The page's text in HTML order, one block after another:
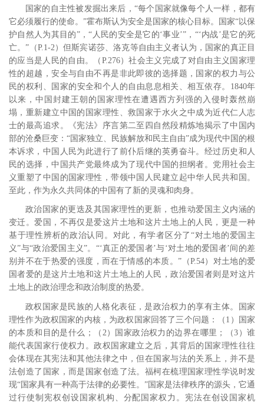
国家的自主性被发掘出来后，“每个国家就像每个人一样，都有
它必须履行的使命。”霍布斯认为安全是国家的核心目标。国家“以保
护自然人为其目的”，“人民的安全是它的‘事业’”，“‘内战’是它的死
亡。” （P.1-2 ）但斯宾诺莎、洛克等自由主义者认为，国家的真正目
的应当是人民的自由。
（ P.276）社会主义完成了对自由主义国家理
性的超越，安全与自由不再是非此即彼的选择题，国家的权力与公
民的权利、国家的安全和个人的自由息息相关、相互依存。 1840年
以来，中国封建王朝的国家理性在遭遇西方列强的入侵时轰然崩
塌，重新建立中国的国家理性、救国家于水火之中成为近代仁人志
士的最高追求。
《宪法》序言第二至四自然段精炼地揭示了中国内
部的沧桑巨变：“国家独立、民族解放和民主自由”成为现代中国的根
本诉求，中国人民为此进行了前仆后继的英勇奋斗。经过历史和人
民的选择，中国共产党最终成为了现代中国的担纲者。党用社会主
义重塑了中国的国家理性，带领中国人民建立起中华人民共和国。
至此，作为永久共同体的中国有了新的灵魂和肉身。
政治国家的更迭及其国家理性的更新，也推动爱国主义内涵的
变迁。爱国，不再仅是爱这片土地和这片土地上的人民，更是一种
基于理性辨析的政治认同。对此，有学者区分了“对土地的爱国主
义”与“政治爱国主义”。“‘真正的爱国者’与‘对土地的爱国者’间的差
别并不在于热爱的强度，而在于情感的本质。” （P.54）对土地的爱
国者爱的是这片土地和这片土地上的人民，政治爱国者则是对这片
土地上的政治理念和政治制度的热爱。
政权国家是民族的人格化表征，是政治权力的享有主体。国家
理性作为政权国家的内核，为政权国家回答了三个问题：（ 1 ）国家
的本质和目的是什么；（ 2 ）国家政治权力的边界在哪里；（3 ）谁
能代表国家行使权力。政权国家建立之后，其背后的国家理性往往
会体现在其宪法和其他法律之中，但在国家与法的关系上，并不是
法创造了国家，而是国家创造了法。福柯在梳理国家理性学说时发
现“国家具有一种高于法律的必要性。”国家是法律秩序的源头，它通
过行使制宪权创设国家机构、分配国家权力。宪法在创设国家机